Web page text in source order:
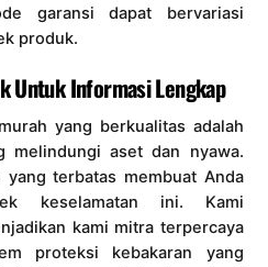
garansi dapat bervariasi
produk.
Untuk Informasi Lengkap
yang berkualitas adalah
melindungi aset dan nyawa.
yang terbatas membuat Anda
keselamatan ini. Kami
kami mitra terpercaya
proteksi kebakaran yang